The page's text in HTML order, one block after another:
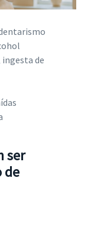
ingesta de
ser
de